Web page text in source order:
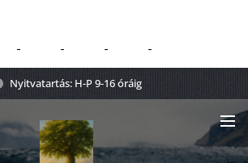
Nyitvatartás: H-P 9-16 óráig